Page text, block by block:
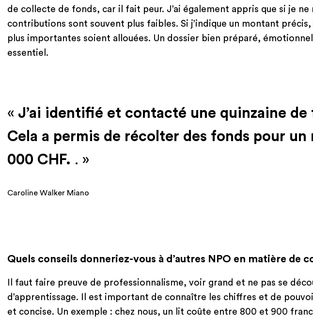
de collecte de fonds, car il fait peur. J’ai également appris que si je
contributions sont souvent plus faibles. Si j’indique un montant
plus importantes soient allouées. Un dossier bien préparé,
essentiel.
« J’ai identifié et contacté une quinzaine
Cela a permis de récolter des fonds pour
000 CHF. . »
Caroline Walker Miano
Quels conseils donneriez-vous à d’autres NPO en matière de
Il faut faire preuve de professionnalisme, voir grand et ne pas se
d’apprentissage. Il est important de connaître les chiffres et de
et concise. Un exemple : chez nous, un lit coûte entre 800 et 900